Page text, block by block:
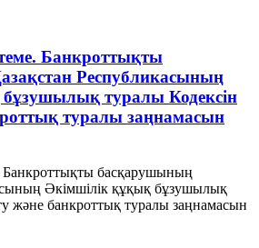
Банкроттықты
Республикасының
туралы Кодексін
туралы заңнамасын
Банкроттықты басқарушының
Әкімшілік құқық бұзушылық
және банкроттық туралы заңнамасын